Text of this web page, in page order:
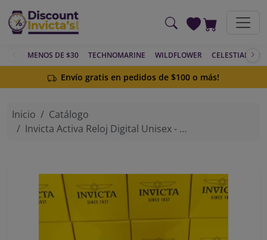
MENOS DE $30 TECHNOMARINE WILDFLOWER CELESTIAL
Envío gratis en pedidos de $100 o más!
Inicio
Catálogo
Invicta Activa Reloj Digital Unisex - 54.5mm, Negro Intenso